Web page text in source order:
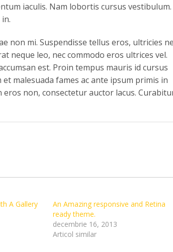
iaculis. Nam lobortis cursus vestibulum.
non mi. Suspendisse tellus eros, ultricies
neque leo, nec commodo eros ultrices vel.
est. Proin tempus mauris id cursus
malesuada fames ac ante ipsum primis in
non, consectetur auctor lacus.
A Gallery
An Amazing responsive and Retina
ready theme.
decembrie 16, 2013
Articol similar